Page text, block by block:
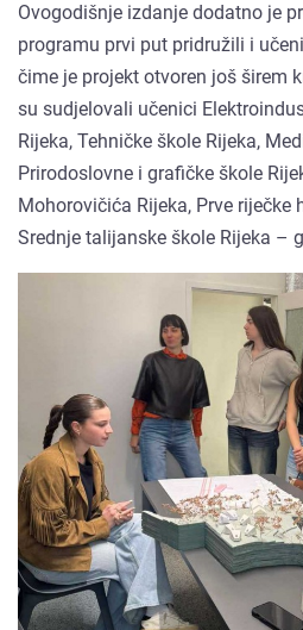
Ovogodišnje izdanje dodatno je
programu prvi put pridružili i
čime je projekt otvoren još širem
su sudjelovali učenici
Rijeka, Tehničke škole Rijeka,
Prirodoslovne i grafičke škole
Mohorovičića Rijeka, Prve riječke
Srednje talijanske škole Rijeka –